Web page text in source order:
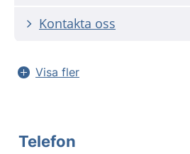
Kontakta oss
Visa fler
Telefon